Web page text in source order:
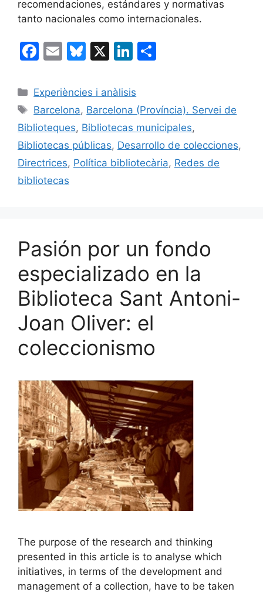
recomendaciones, estándares y normativas
tanto nacionales como internacionales.
F
c
e
b
o
o
k
E
ai
l
Bl
e
s
k
y
X
Li
k
e
dI
n
p
ar
tir
Categorías
Experiències i anàlisis
Etiquetas
Barcelona, Barcelona (Província). Servei de
Biblioteques, Bibliotecas municipales,
Bibliotecas públicas, Desarrollo de colecciones,
Directrices, Política bibliotecària, Redes de
bibliotecas
Pasión por un fondo
especializado en la
Biblioteca Sant Antoni-
Joan Oliver: el
coleccionismo
The purpose of the research and thinking
presented in this article is to analyse which
initiatives, in terms of the development and
management of a collection, have to be taken